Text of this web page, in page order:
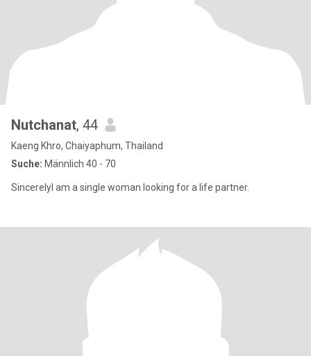
Nutchanat, 44
Kaeng Khro, Chaiyaphum, Thailand
Suche: Männlich 40 - 70
SincerelyI am a single woman looking for a life partner.